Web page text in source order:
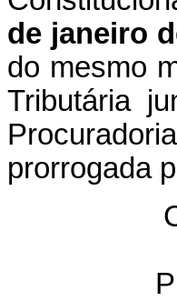
de janeiro
do mesmo
Tributária
prorrogada